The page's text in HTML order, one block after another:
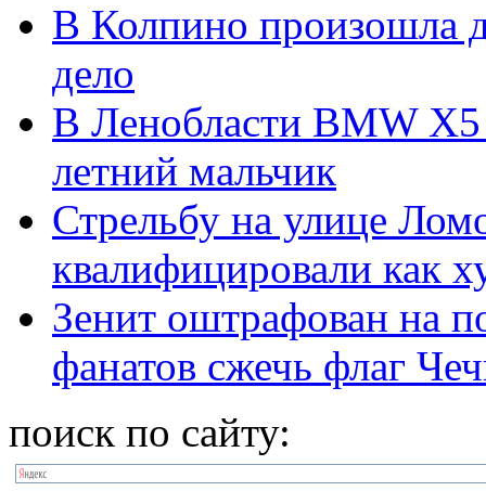
В Колпино произошла
дело
В Ленобласти BMW Х5
летний мальчик
Стрельбу на улице
квалифицировали как
Зенит оштрафован на
фанатов сжечь флаг
поиск по сайту: